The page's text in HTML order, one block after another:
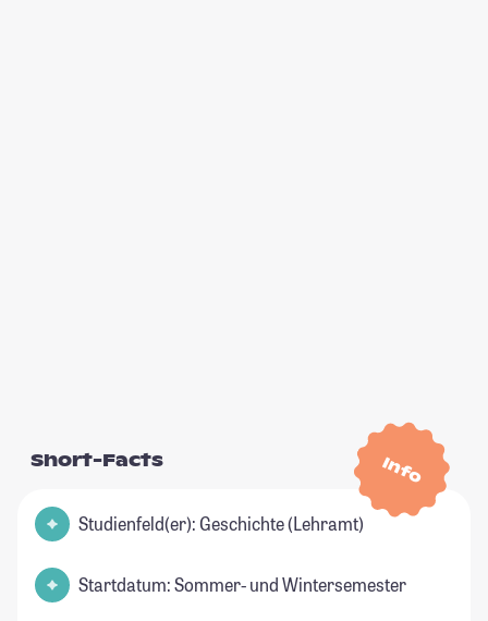
Info
Short-Facts
Studienfeld(er): Geschichte (Lehramt)
Startdatum: Sommer- und Wintersemester